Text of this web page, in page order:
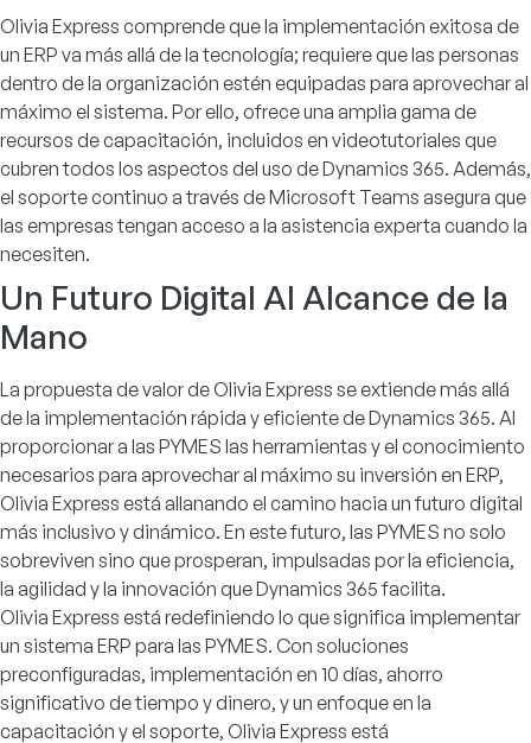
Olivia Express comprende que la implementación exitosa de
un ERP va más allá de la tecnología; requiere que las personas
dentro de la organización estén equipadas para aprovechar al
máximo el sistema. Por ello, ofrece una amplia gama de
recursos de capacitación, incluidos en videotutoriales que
cubren todos los aspectos del uso de Dynamics 365. Además,
el soporte continuo a través de Microsoft Teams asegura que
las empresas tengan acceso a la asistencia experta cuando la
necesiten.
Un Futuro Digital Al Alcance de la
Mano
La propuesta de valor de Olivia Express se extiende más allá
de la implementación rápida y eficiente de Dynamics 365. Al
proporcionar a las PYMES las herramientas y el conocimiento
necesarios para aprovechar al máximo su inversión en ERP,
Olivia Express está allanando el camino hacia un futuro digital
más inclusivo y dinámico. En este futuro, las PYMES no solo
sobreviven sino que prosperan, impulsadas por la eficiencia,
la agilidad y la innovación que Dynamics 365 facilita.
Olivia Express está redefiniendo lo que significa implementar
un sistema ERP para las PYMES. Con soluciones
preconfiguradas, implementación en 10 días, ahorro
significativo de tiempo y dinero, y un enfoque en la
capacitación y el soporte, Olivia Express está